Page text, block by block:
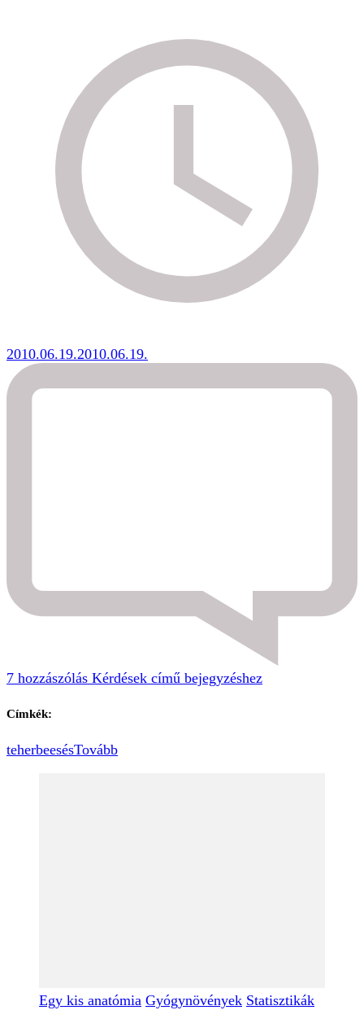
2010.06.19.2010.06.19.
7 hozzászólás Kérdések című bejegyzéshez
Címkék:
teherbeesésTovább
Egy kis anatómia Gyógynövények Statisztikák